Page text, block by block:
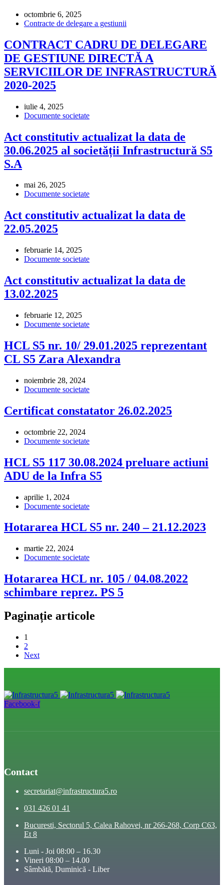
octombrie 6, 2025
Contracte de delegare a gestiunii
CONTRACT CADRU DE DELEGARE
DE GESTIUNE DIRECTĂ A
SERVICIILOR DE INFRASTRUCTURĂ
2020-2025
iulie 4, 2025
Documente societate
Act constitutiv actualizat la data de
30.06.2025 al societății Infrastructură S5
S.A
mai 26, 2025
Documente societate
Act constitutiv actualizat la data de
22.05.2025
februarie 14, 2025
Documente societate
Act constitutiv actualizat la data de
13.02.2025
februarie 12, 2025
Documente societate
HCL S5 nr. 10/ 29.01.2025 reprezentant
CL S5 Zara Alexandra
noiembrie 28, 2024
Documente societate
Certificat constatator 26.02.2025
octombrie 22, 2024
Documente societate
HCL S5 117 30.08.2024 preluare actiuni
ADU de la Infra S5
aprilie 1, 2024
Documente societate
Hotararea HCL S5 nr. 240 – 21.12.2023
martie 22, 2024
Documente societate
Hotararea HCL nr. 105 / 04.08.2022
schimbare reprez. PS 5
Paginație articole
1
2
Next
Facebook-f
Contact
secretariat@infrastructura5.ro
031 426 01 41
Bucuresti, Sectorul 5, Calea Rahovei, nr 266-268, Corp C63,
Et 8
Luni - Joi 08:00 – 16.30
Vineri 08:00 – 14.00
Sâmbătă, Duminică - Liber